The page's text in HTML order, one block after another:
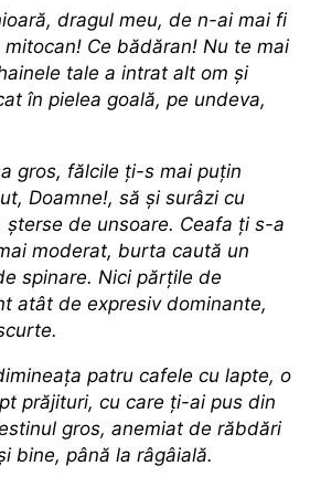
dragul meu, de n-ai mai fi
Ce bădăran! Nu te mai
tale a intrat alt om şi
în pielea goală, pe undeva,
gros, fălcile ţi-s mai puţin
Doamne!, să şi surâzi cu
şterse de unsoare. Ceafa ţi s-a
moderat, burta caută un
spinare. Nici părţile de
atât de expresiv dominante,
patru cafele cu lapte, o
prăjituri, cu care ţi-ai pus din
gros, anemiat de răbdări
bine, până la râgâială.